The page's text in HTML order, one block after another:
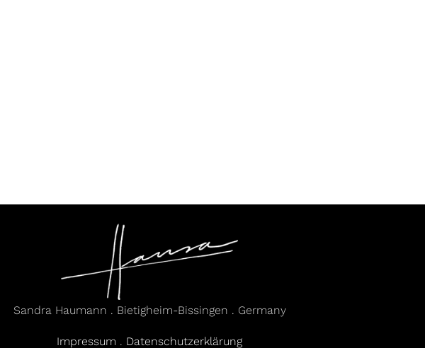
Sandra Haumann . Bietigheim-Bissingen . Germany
Impressum . Datenschutzerklärung